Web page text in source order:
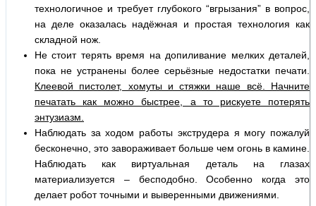
технологичное и требует глубокого “вгрызания” в вопрос,
на деле оказалась надёжная и простая технология как
складной нож.
Не стоит терять время на допиливание мелких деталей,
пока не устранены более серьёзные недостатки печати.
Клеевой пистолет, хомуты и стяжки наше всё. Начните
печатать как можно быстрее, а то рискуете потерять
энтузиазм.
Наблюдать за ходом работы экструдера я могу пожалуй
бесконечно, это завораживает больше чем огонь в камине.
Наблюдать как виртуальная деталь на глазах
материализуется – бесподобно. Особенно когда это
делает робот точными и выверенными движениями.